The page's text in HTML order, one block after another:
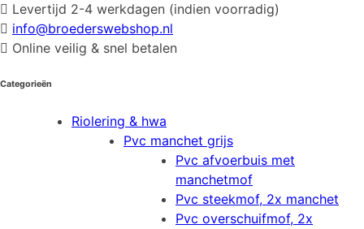
verzinkt
p/50st.
aantal
Levertijd 2-4 werkdagen (indien voorradig)
info@broederswebshop.nl
Online veilig & snel betalen
Categorieën
Riolering & hwa
Pvc manchet grijs
Pvc afvoerbuis met
manchetmof
Pvc steekmof, 2x manchet
Pvc overschuifmof, 2x